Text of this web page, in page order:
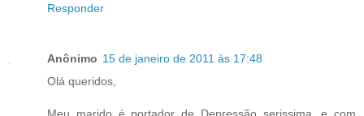
Responder
Anônimo 15 de janeiro de 2011 às 17:48
Olá queridos,
Meu marido é portador de Depressão serissima, e com